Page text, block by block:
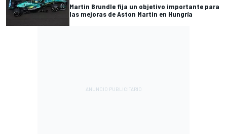
Martin Brundle fija un objetivo importante para
las mejoras de Aston Martin en Hungría